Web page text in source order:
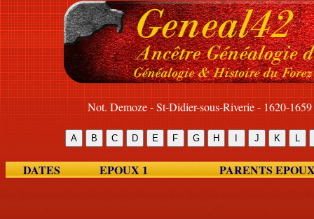
Not. Demoze - St-Didier-sous-Riverie - 1620-1659
DATES EPOUX 1 PARENTS